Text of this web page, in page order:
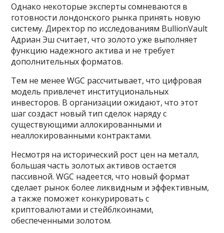
Однако некоторые эксперты сомневаются в
готовности лондонского рынка принять новую
систему. Директор по исследованиям BullionVault
Адриан Эш считает, что золото уже выполняет
функцию надежного актива и не требует
дополнительных форматов.
Тем не менее WGC рассчитывает, что цифровая
модель привлечет институциональных
инвесторов. В организации ожидают, что этот
шаг создаст новый тип сделок наряду с
существующими аллокированными и
неаллокированными контрактами.
Несмотря на исторический рост цен на металл,
большая часть золотых активов остается
пассивной. WGC надеется, что новый формат
сделает рынок более ликвидным и эффективным,
а также поможет конкурировать с
криптовалютами и стейблкоинами,
обеспеченными золотом.